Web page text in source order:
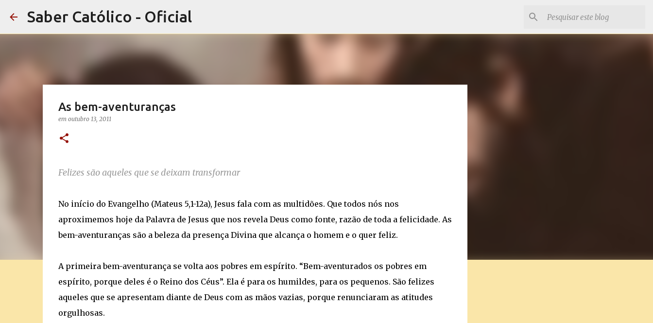
Saber Católico - Oficial
As bem-aventuranças
em outubro 13, 2011
Felizes são aqueles que se deixam transformar
No início do Evangelho (Mateus 5,1-12a), Jesus fala com as multidões. Que todos nós nos
aproximemos hoje da Palavra de Jesus que nos revela Deus como fonte, razão de toda a felicidade. As
bem-aventuranças são a beleza da presença Divina que alcança o homem e o quer feliz.
A primeira bem-aventurança se volta aos pobres em espírito. “Bem-aventurados os pobres em
espírito, porque deles é o Reino dos Céus”. Ela é para os humildes, para os pequenos. São felizes
aqueles que se apresentam diante de Deus com as mãos vazias, porque renunciaram as atitudes
orgulhosas.